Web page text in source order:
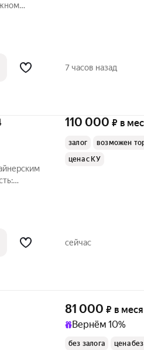
7 часов назад
110 000 ₽ в
залог
возможен
цена с КУ
сейчас
81 000 ₽ в
Вернём 10%
без залога
цена